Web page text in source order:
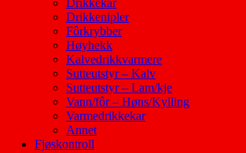
Drikkekar
Drikkenipler
Fôrkrybber
Høyhekk
Kalvedrikkvarmere
Sutteutstyr – Kalv
Sutteutstyr – Lam/kje
Vann/fôr – Høns/Kylling
Varmedrikkekar
Annet
Fjøskontroll